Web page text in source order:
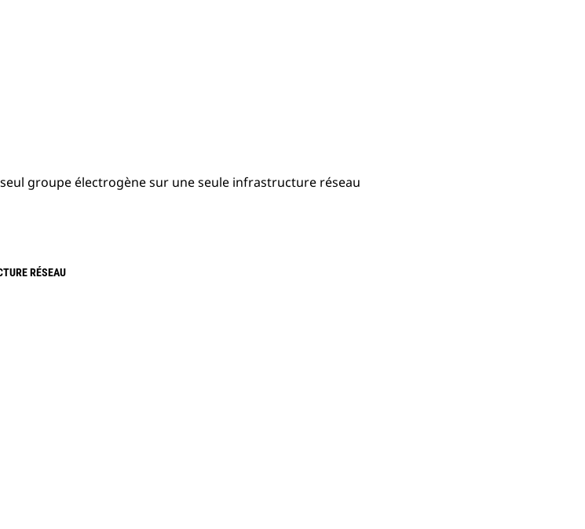
groupe électrogène sur une seule infrastructure réseau
RÉSEAU